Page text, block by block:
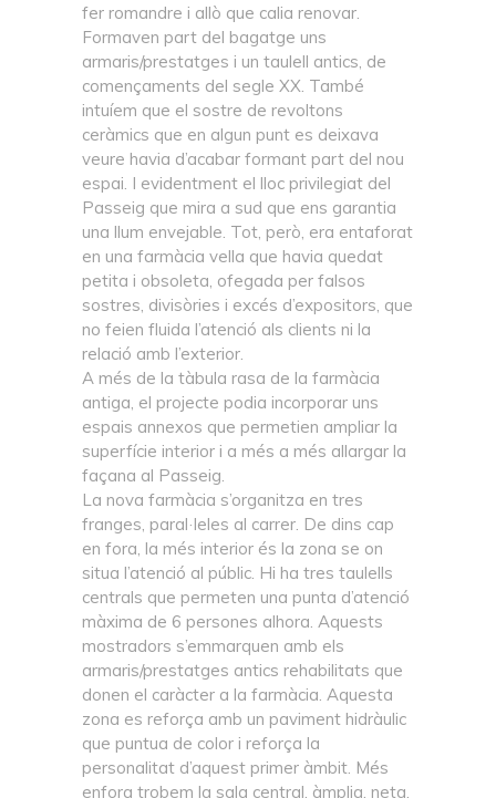
fer romandre i allò que calia renovar.
Formaven part del bagatge uns
armaris/prestatges i un taulell antics, de
començaments del segle XX. També
intuíem que el sostre de revoltons
ceràmics que en algun punt es deixava
veure havia d’acabar formant part del nou
espai. I evidentment el lloc privilegiat del
Passeig que mira a sud que ens garantia
una llum envejable. Tot, però, era entaforat
en una farmàcia vella que havia quedat
petita i obsoleta, ofegada per falsos
sostres, divisòries i excés d’expositors, que
no feien fluida l’atenció als clients ni la
relació amb l’exterior.
A més de la tàbula rasa de la farmàcia
antiga, el projecte podia incorporar uns
espais annexos que permetien ampliar la
superfície interior i a més a més allargar la
façana al Passeig.
La nova farmàcia s’organitza en tres
franges, paral·leles al carrer. De dins cap
en fora, la més interior és la zona se on
situa l’atenció al públic. Hi ha tres taulells
centrals que permeten una punta d’atenció
màxima de 6 persones alhora. Aquests
mostradors s’emmarquen amb els
armaris/prestatges antics rehabilitats que
donen el caràcter a la farmàcia. Aquesta
zona es reforça amb un paviment hidràulic
que puntua de color i reforça la
personalitat d’aquest primer àmbit. Més
enfora trobem la sala central, àmplia, neta,